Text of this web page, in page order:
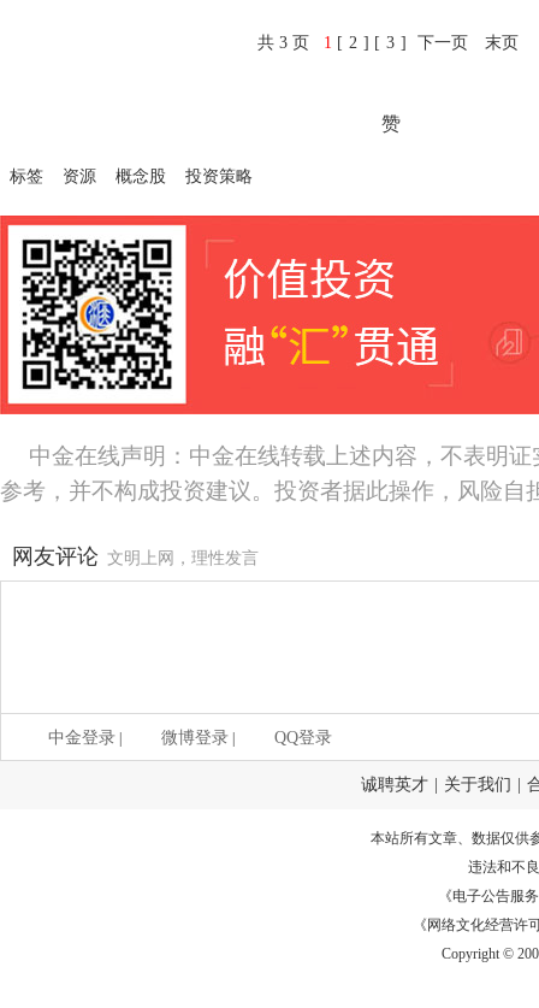
共 3 页 1 [ 2 ] [ 3 ] 下一页 末页
赞
标签 资源 概念股 投资策略
中金在线声明：中金在线转载上述内容，不表明
参考，并不构成投资建议。投资者据此操作，风险自
网友评论 文明上网，理性发言
中金登录 微博登录 QQ登录
诚聘英才 关于我们
本站所有文章、数据仅供
违法和不
《电子公告服务
《网络文化经营许
Copyright ©